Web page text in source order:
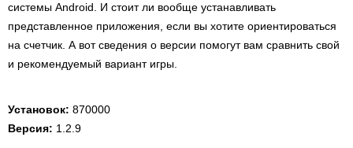
системы Android. И стоит ли вообще устанавливать
представленное приложения, если вы хотите ориентироваться
на счетчик. А вот сведения о версии помогут вам сравнить свой
и рекомендуемый вариант игры.
Установок: 870000
Версия: 1.2.9